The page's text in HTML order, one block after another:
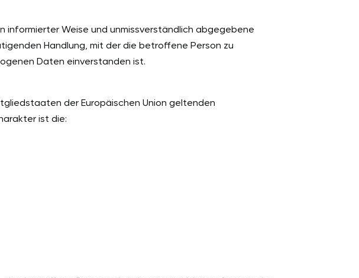
informierter Weise und unmissverständlich abgegebene
Handlung, mit der die betroffene Person zu
Daten einverstanden ist.
der Europäischen Union geltenden
ist die: